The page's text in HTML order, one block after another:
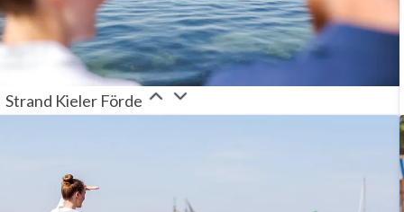
Strand Kieler Förde